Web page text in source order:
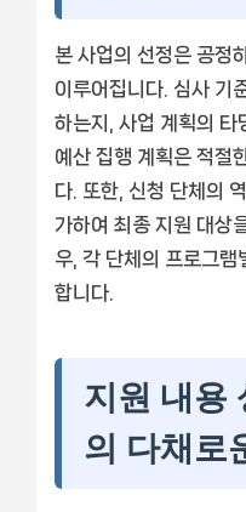
본 사업의 선정은 공정
이루어집니다. 심사 기
하는지, 사업 계획의 타
예산 집행 계획은 적절
다. 또한, 신청 단체의
가하여 최종 지원 대상
우, 각 단체의 프로그램
합니다.
지원 내용
의 다채로